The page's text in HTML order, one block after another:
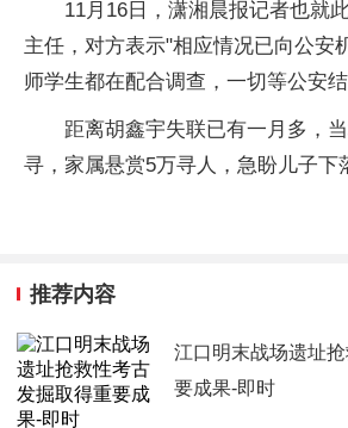
11月16日，潇湘晨报记者也就
主任，对方表示"相应情况已向公安
师学生都在配合调查，一切等公安
距离胡鑫宇失联已有一月多，
寻，家属悬赏5万寻人，急盼儿子下
推荐内容
江口明末战场遗址
要成果-即时